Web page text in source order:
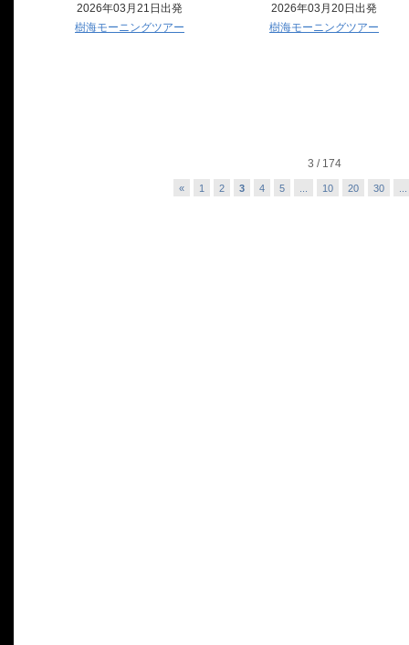
2026年03月21日出発
樹海モーニングツアー
2026年03月20日出発
樹海モーニングツアー
3 / 174
« 1 2 3 4 5 10 20 30